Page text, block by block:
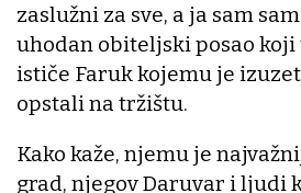
zaslužni za sve, a ja sam
uhodan obiteljski posao koji
ističe Faruk kojemu je
opstali na tržištu.
Kako kaže, njemu je
grad, njegov Daruvar i ljudi